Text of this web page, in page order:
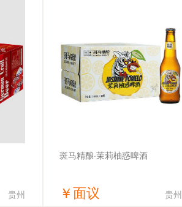
贵州
斑马精酿·茉莉柚惑啤酒
￥面议 贵州